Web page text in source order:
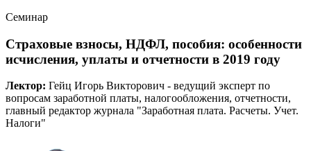
Семинар
Страховые взносы, НДФЛ, пособия: особенности
исчисления, уплаты и отчетности в 2019 году
Лектор: Гейц Игорь Викторович - ведущий эксперт по
вопросам заработной платы, налогообложения, отчетности,
главный редактор журнала "Заработная плата. Расчеты. Учет.
Налоги"